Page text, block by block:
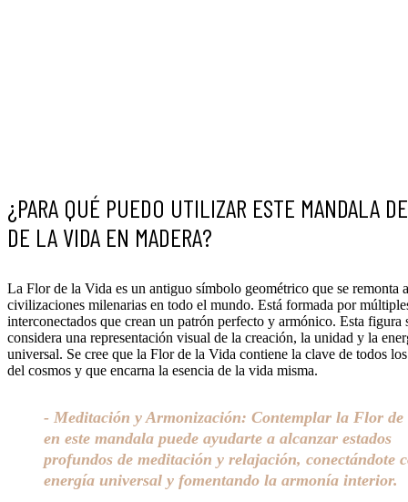
¿PARA QUÉ PUEDO UTILIZAR ESTE MANDALA
DE LA VIDA EN MADERA?
La Flor de la Vida es un antiguo símbolo geométrico que se remonta a
civilizaciones milenarias en todo el mundo. Está formada por
interconectados que crean un patrón perfecto y armónico. Esta figura
considera una representación visual de la creación, la unidad y la
universal. Se cree que la Flor de la Vida contiene la clave de todos los
del cosmos y que encarna la esencia de la vida misma.
- Meditación y Armonización: Contemplar la Flor de
en este mandala puede ayudarte a alcanzar estados
profundos de meditación y relajación, conectándote
energía universal y fomentando la armonía interior.